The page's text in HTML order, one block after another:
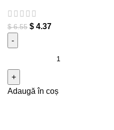
$6.55 $ 4.37
Cantitate Mostra ADA
ALCHEMY OF DREAMS
Collection
Adaugă în coș